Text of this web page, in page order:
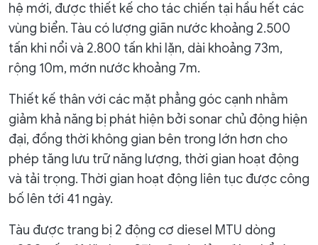
hệ mới, được thiết kế cho tác chiến tại hầu hết các
vùng biển. Tàu có lượng giãn nước khoảng 2.500
tấn khi nổi và 2.800 tấn khi lặn, dài khoảng 73m,
rộng 10m, mớn nước khoảng 7m.
Thiết kế thân với các mặt phẳng góc cạnh nhằm
giảm khả năng bị phát hiện bởi sonar chủ động hiện
đại, đồng thời không gian bên trong lớn hơn cho
phép tăng lưu trữ năng lượng, thời gian hoạt động
và tải trọng. Thời gian hoạt động liên tục được công
bố lên tới 41 ngày.
Tàu được trang bị 2 động cơ diesel MTU dòng